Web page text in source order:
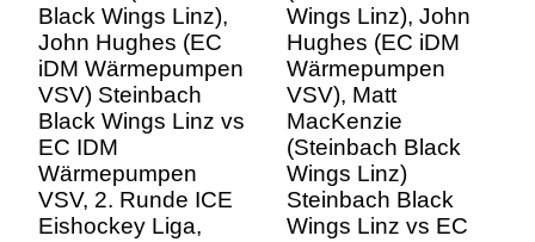
Black Wings Linz vs
EC IDM
Wärmepumpen
VSV, 2. Runde ICE
Eishockey Liga,
Linz AG Eisarena
MacKenzie
(Steinbach Black
Wings Linz)
Steinbach Black
Wings Linz vs EC
IDM Wärmepumpen
VSV, 2. Runde ICE
Eishockey Liga,
Linz AG Eisarena